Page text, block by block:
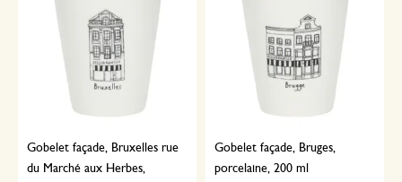
Gobelet façade, Bruxelles rue
du Marché aux Herbes,
Gobelet façade, Bruges,
porcelaine, 200 ml